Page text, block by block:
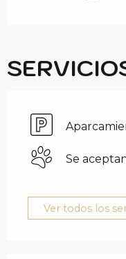
Se
Ver todos los